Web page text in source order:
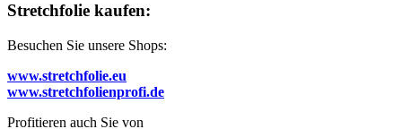
Stretchfolie kaufen:
Besuchen Sie unsere Shops:
www.stretchfolie.eu
www.stretchfolienprofi.de
Profitieren auch Sie von